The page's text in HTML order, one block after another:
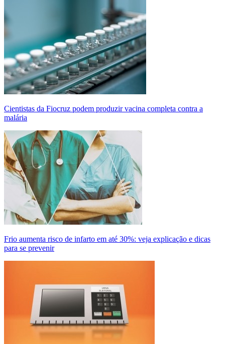
Cientistas da Fiocruz podem produzir vacina completa contra a
malária
Frio aumenta risco de infarto em até 30%: veja explicação e dicas
para se prevenir